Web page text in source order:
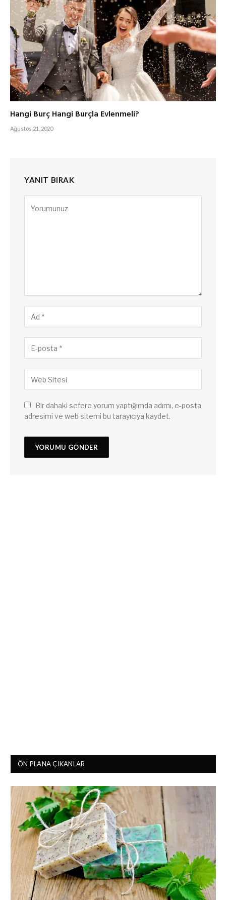
Hangi Burç Hangi Burçla Evlenmeli?
Ağustos 21, 2020
YANIT BIRAK
Bir dahaki sefere yorum yaptığımda adımı, e-posta
adresimi ve web sitemi bu tarayıcıya kaydet.
ÖN PLANA ÇIKANLAR